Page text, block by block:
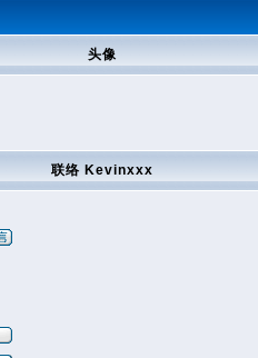
头像
联络 Kevinxxx